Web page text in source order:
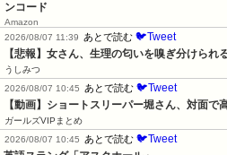
ンコード
Amazon
2026/08/07 11:39
あとで読む 🐦Tweet
【悲報】女さん、生理の匂いを嗅ぎ分けら
うしみつ
2026/08/07 10:45
あとで読む 🐦Tweet
【動画】ショートスリーパー堀さん、対面で
ガールズVIPまとめ
2026/08/07 10:45
あとで読む 🐦Tweet